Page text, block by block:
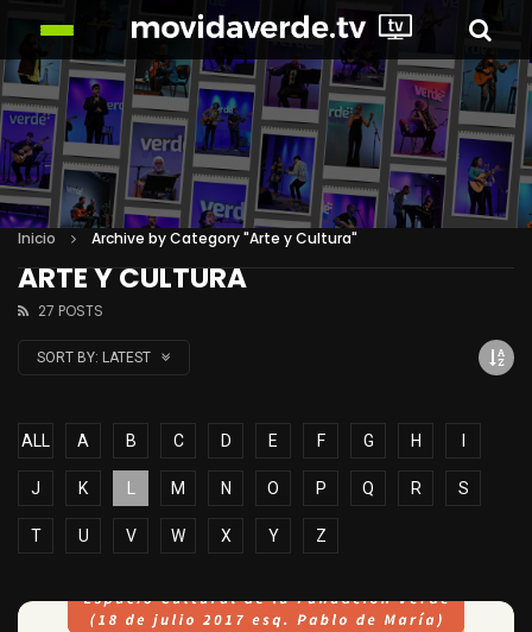
Inicio Archive by Category "Arte y Cultura"
ARTE Y CULTURA
27 POSTS
SORT BY: LATEST
ALL A B C D E F G H
J K M N O P Q R S
T U V W X Y Z